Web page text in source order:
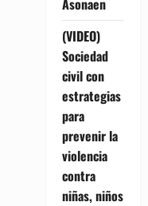
Asonaen
(VIDEO)
Sociedad
civil con
estrategias
para
prevenir la
violencia
contra
niñas, niños